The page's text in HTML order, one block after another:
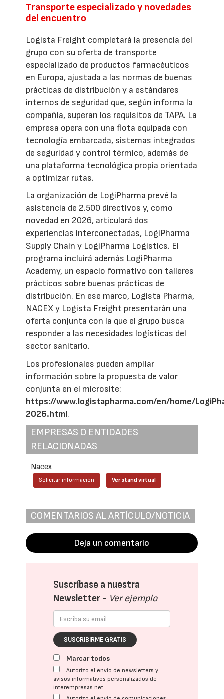
Transporte especializado y novedades
del encuentro
Logista Freight completará la presencia del
grupo con su oferta de transporte
especializado de productos farmacéuticos
en Europa, ajustada a las normas de buenas
prácticas de distribución y a estándares
internos de seguridad que, según informa la
compañía, superan los requisitos de TAPA. La
empresa opera con una flota equipada con
tecnología embarcada, sistemas integrados
de seguridad y control térmico, además de
una plataforma tecnológica propia orientada
a optimizar rutas.
La organización de LogiPharma prevé la
asistencia de 2.500 directivos y, como
novedad en 2026, articulará dos
experiencias interconectadas, LogiPharma
Supply Chain y LogiPharma Logistics. El
programa incluirá además LogiPharma
Academy, un espacio formativo con talleres
prácticos sobre buenas prácticas de
distribución. En ese marco, Logista Pharma,
NACEX y Logista Freight presentarán una
oferta conjunta con la que el grupo busca
responder a las necesidades logísticas del
sector sanitario.
Los profesionales pueden ampliar
información sobre la propuesta de valor
conjunta en el microsite:
https://www.logistapharma.com/en/home/
2026.html.
EMPRESAS O ENTIDADES
RELACIONADAS
Nacex
Solicitar información Ver stand virtual
COMENTARIOS AL ARTÍCULO/NOTICIA
Deja un comentario
Suscríbase a nuestra
Newsletter - Ver ejemplo
SUSCRIBIRME GRATIS
Marcar todos
Autorizo el envío de newsletters y
avisos informativos personalizados de
interempresas.net